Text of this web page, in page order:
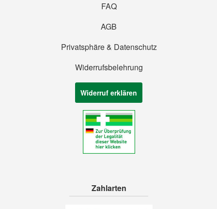
FAQ
AGB
Privatsphäre & Datenschutz
Widerrufsbelehrung
Widerruf erklären
Zahlarten